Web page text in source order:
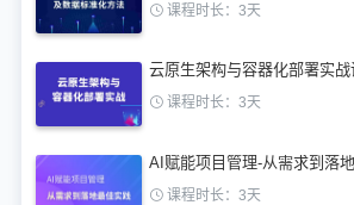
课程时长：3天
云原生架构与容器化部署实战
课程时长：3天
AI赋能项目管理-从需求到落
课程时长：3天